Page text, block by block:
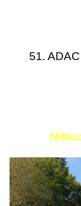
51.